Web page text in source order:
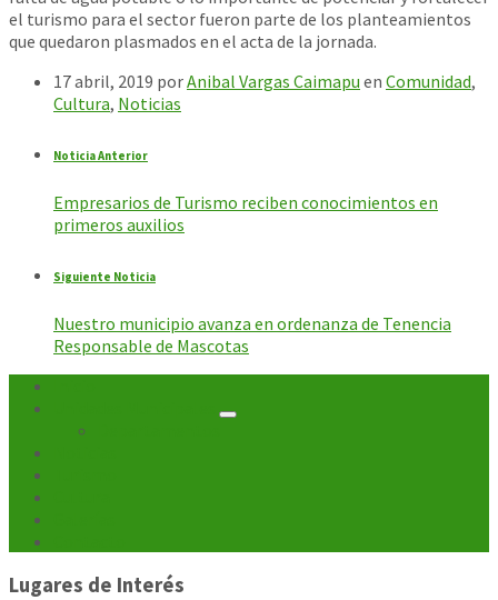
el turismo para el sector fueron parte de los planteamientos
que quedaron plasmados en el acta de la jornada.
17 abril, 2019 porAnibal Vargas Caimapu en Comunidad,
Cultura, Noticias
Noticia Anterior
Empresarios de Turismo reciben conocimientos en
primeros auxilios
Siguiente Noticia
Nuestro municipio avanza en ordenanza de Tenencia
Responsable de Mascotas
Lugares de Interés